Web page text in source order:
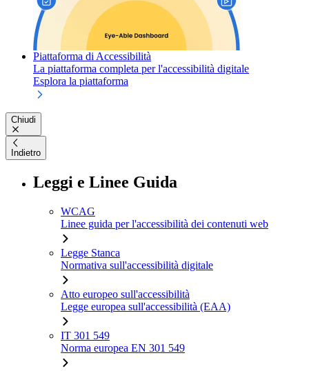
Piattaforma di Accessibilità
La piattaforma completa per l'accessibilità digitale
Esplora la piattaforma
Chiudi
Indietro
Leggi e Linee Guida
WCAG
Linee guida per l'accessibilità dei contenuti web
Legge Stanca
Normativa sull'accessibilità digitale
Atto europeo sull'accessibilità
Legge europea sull'accessibilità (EAA)
IT 301 549
Norma europea EN 301 549